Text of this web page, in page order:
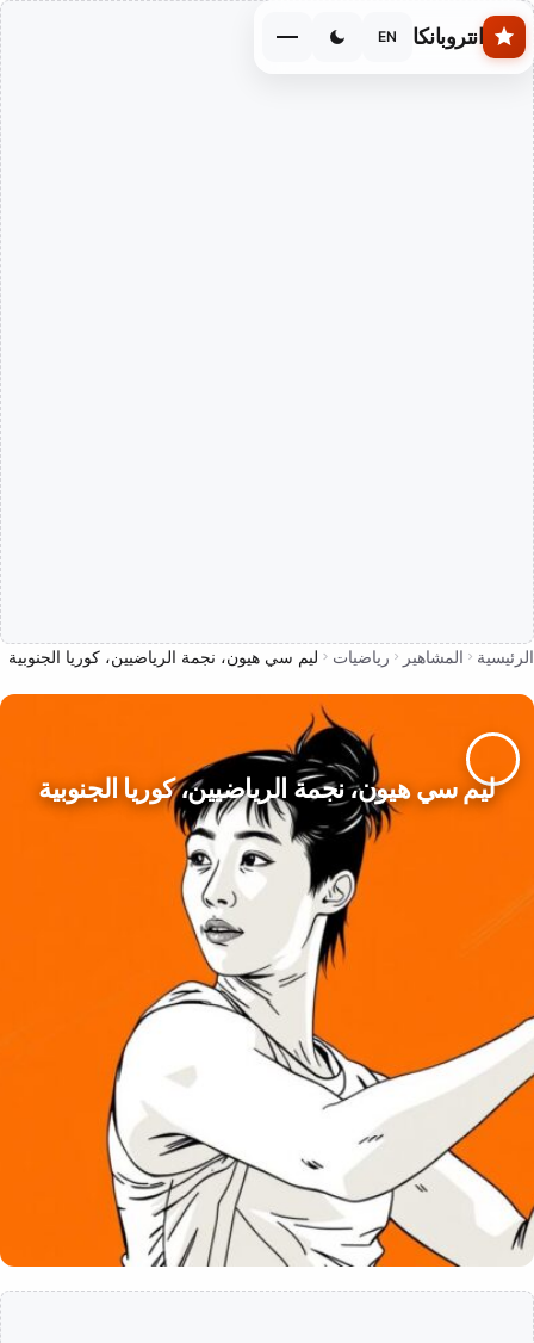
Skip to main content
انتروبانكا EN
الرئيسية المشاهير رياضيات ليم سي هيون، نجمة الرياضيين، كوريا الجنوبية
ليم سي هيون، نجمة الرياضيين، كوريا الجنوبية